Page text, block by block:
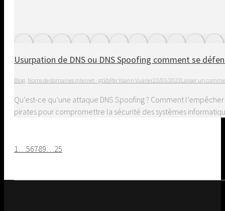
Usurpation de DNS ou DNS Spoofing comment se
Blog Noms de domaines internet - gtldsParYoann Vuarier23/03/2023Laisser un
Qu’est-ce qu’une attaque DNS Spoofing ? Comment
pirates pour compromettre la sécurité des systèmes
1 56789 25